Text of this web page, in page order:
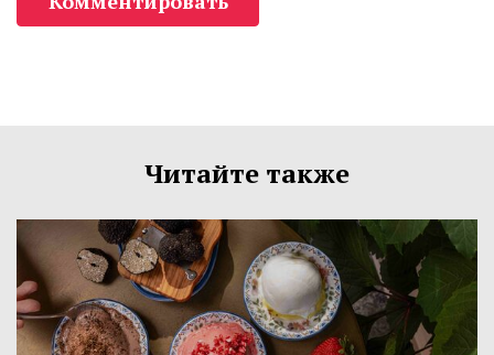
Читайте также